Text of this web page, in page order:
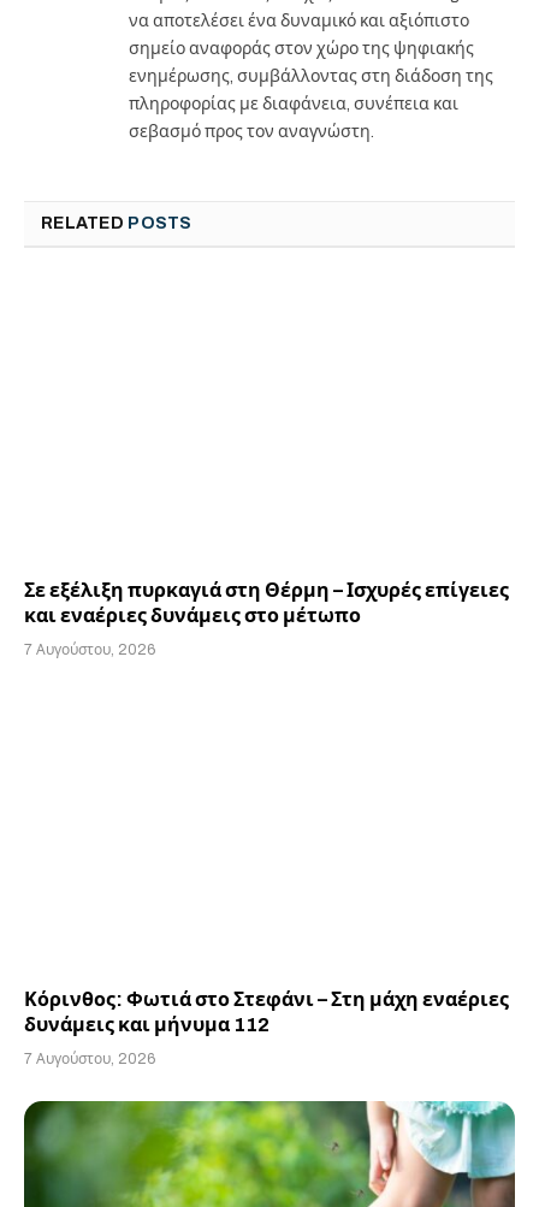
να αποτελέσει ένα δυναμικό και αξιόπιστο
σημείο αναφοράς στον χώρο της ψηφιακής
ενημέρωσης, συμβάλλοντας στη διάδοση της
πληροφορίας με διαφάνεια, συνέπεια και
σεβασμό προς τον αναγνώστη.
RELATED POSTS
Σε εξέλιξη πυρκαγιά στη Θέρμη – Ισχυρές επίγειες
και εναέριες δυνάμεις στο μέτωπο
7 Αυγούστου, 2026
Κόρινθος: Φωτιά στο Στεφάνι – Στη μάχη εναέριες
δυνάμεις και μήνυμα 112
7 Αυγούστου, 2026